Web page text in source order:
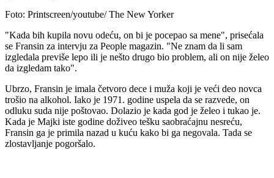
Foto: Printscreen/youtube/ The New Yorker
"Kada bih kupila novu odeću, on bi je pocepao sa mene", prisećala
se Fransin za intervju za People magazin. "Ne znam da li sam
izgledala previše lepo ili je nešto drugo bio problem, ali on nije želeo
da izgledam tako".
Ubrzo, Fransin je imala četvoro dece i muža koji je veći deo novca
trošio na alkohol. Iako je 1971. godine uspela da se razvede, on
odluku suda nije poštovao. Dolazio je kada god je želeo i tukao je.
Kada je Majki iste godine doživeo tešku saobraćajnu nesreću,
Fransin ga je primila nazad u kuću kako bi ga negovala. Tada se
zlostavljanje pogoršalo.